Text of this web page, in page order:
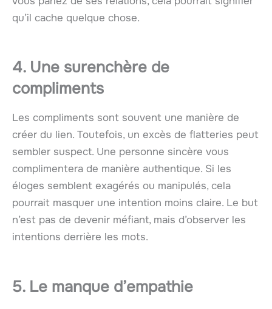
qu’il cache quelque chose.
4. Une surenchère de
compliments
Les compliments sont souvent une manière de
créer du lien. Toutefois, un excès de flatteries peut
sembler suspect. Une personne sincère vous
complimentera de manière authentique. Si les
éloges semblent exagérés ou manipulés, cela
pourrait masquer une intention moins claire. Le but
n’est pas de devenir méfiant, mais d’observer les
intentions derrière les mots.
5. Le manque d’empathie